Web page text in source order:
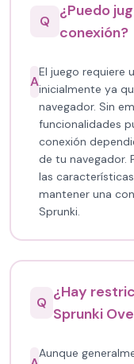
Q
¿Puedo
conexión?
A
El juego requiere
inicialmente ya
navegador. Sin
funcionalidades
conexión
de tu navegador.
las
mantener una
Sprunki.
Q
¿Hay
Sprunki
Aunque